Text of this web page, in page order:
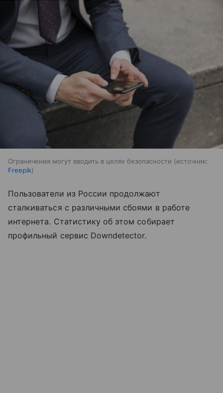
Ограничения могут вводить в целях безопасности
источник:
Freepik
Пользователи из России продолжают
сталкиваться с различными сбоями в работе
интернета. Статистику об этом собирает
профильный сервис Downdetector.